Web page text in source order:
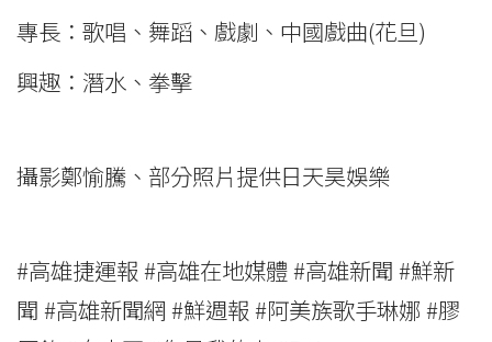
專長：歌唱、舞蹈、戲劇、中國戲曲(花旦)
興趣：潛水、拳擊
攝影鄭愉騰、部分照片提供日天昊娛樂
#高雄捷運報 #高雄在地媒體 #高雄新聞 #鮮新
聞 #高雄新聞網 #鮮週報 #阿美族歌手琳娜 #膠